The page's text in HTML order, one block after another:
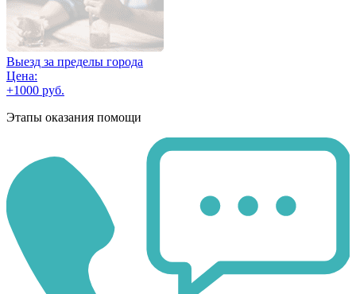
Выезд за пределы города
Цена:
+1000 руб.
Этапы оказания помощи